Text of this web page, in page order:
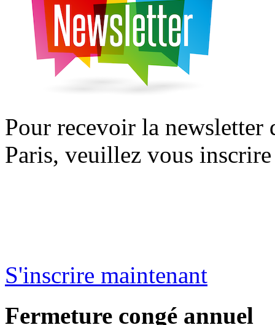
Pour recevoir la
Paris, veuillez vous
S'inscrire maintenant
Fermeture congé annuel